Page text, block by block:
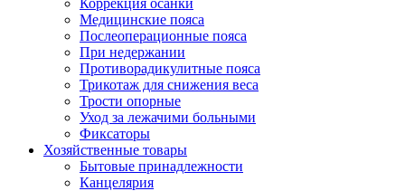
Коррекция осанки
Медицинские пояса
Послеоперационные пояса
При недержании
Противорадикулитные пояса
Трикотаж для снижения веса
Трости опорные
Уход за лежачими больными
Фиксаторы
Хозяйственные товары
Бытовые принадлежности
Канцелярия